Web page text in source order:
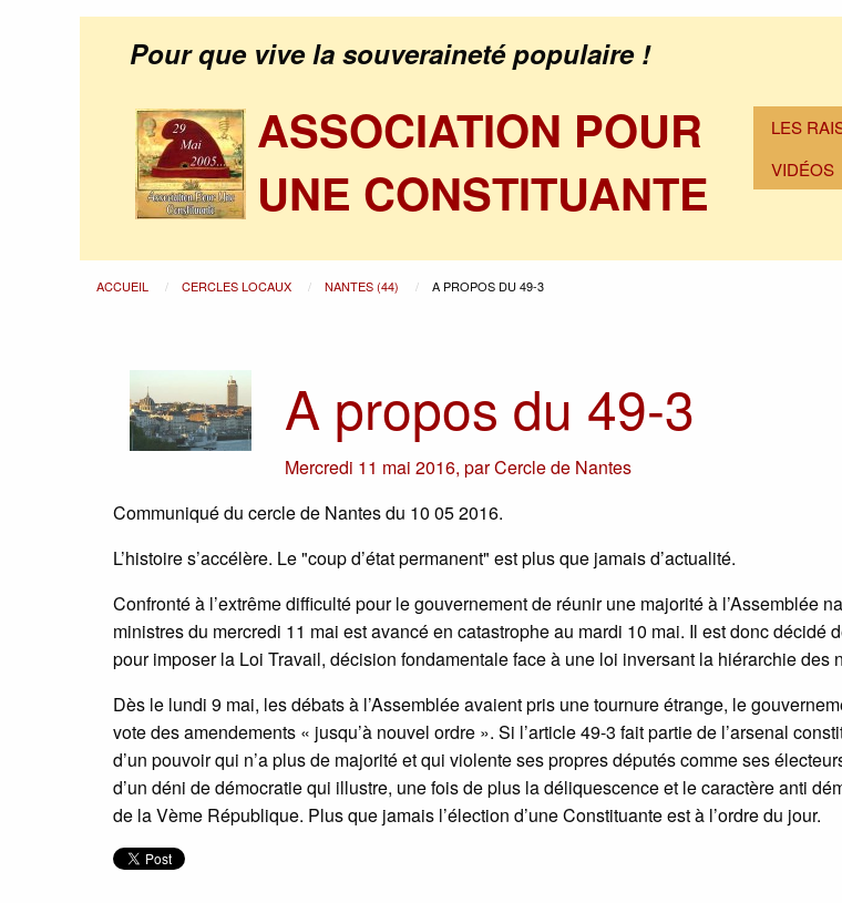
Pour que vive la souveraineté populaire !
ASSOCIATION POUR
UNE CONSTITUANTE
LES
VIDÉOS
ACCUEIL CERCLES LOCAUX NANTES (44) A PROPOS DU 49-3
A propos du 49-3
Mercredi 11 mai 2016,parCercle de Nantes
Communiqué du cercle de Nantes du 10 05 2016.
L’histoire s’accélère. Le "coup d’état permanent" est plus que jamais d’actualité.
Confronté à l’extrême difficulté pour le gouvernement de réunir une majorité à l’Assemblée
ministres du mercredi 11 mai est avancé en catastrophe au mardi 10 mai. Il est donc décidé
pour imposer la Loi Travail, décision fondamentale face à une loi inversant la hiérarchie des
Dès le lundi 9 mai, les débats à l’Assemblée avaient pris une tournure étrange, le
vote des amendements « jusqu’à nouvel ordre ». Si l’article 49-3 fait partie de l’arsenal
d’un pouvoir qui n’a plus de majorité et qui violente ses propres députés comme ses
d’un déni de démocratie qui illustre, une fois de plus la déliquescence et le caractère anti
de la Vème République. Plus que jamais l’élection d’une Constituante est à l’ordre du jour.